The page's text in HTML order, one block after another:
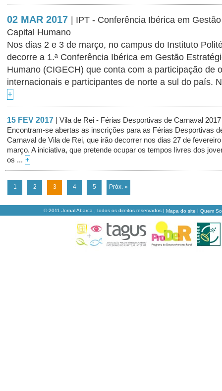
02 MAR 2017
| IPT - Conferência Ibérica em
Capital Humano
Nos dias 2 e 3 de março, no campus do Instituto
decorre a 1.ª Conferência Ibérica em Gestão
Humano (CIGECH) que conta com a participação de
internacionais e participantes de norte a sul do país.
+
15 FEV 2017
| Vila de Rei - Férias Desportivas de Carnaval 2017
Encontram-se abertas as inscrições para as Férias Desportivas
Carnaval de Vila de Rei, que irão decorrer nos dias 27 de
março. A iniciativa, que pretende ocupar os tempos livres dos
os ... +
1 2 3 4 5 Próx. »
© 2011 Jornal Abarca , todos os direitos reservados | Mapa do site | Quem